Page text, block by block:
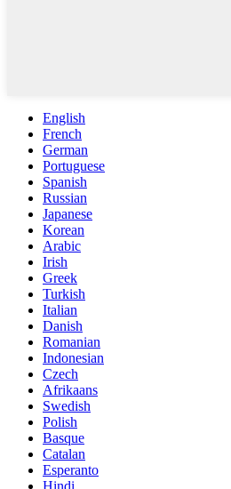
English
French
German
Portuguese
Spanish
Russian
Japanese
Korean
Arabic
Irish
Greek
Turkish
Italian
Danish
Romanian
Indonesian
Czech
Afrikaans
Swedish
Polish
Basque
Catalan
Esperanto